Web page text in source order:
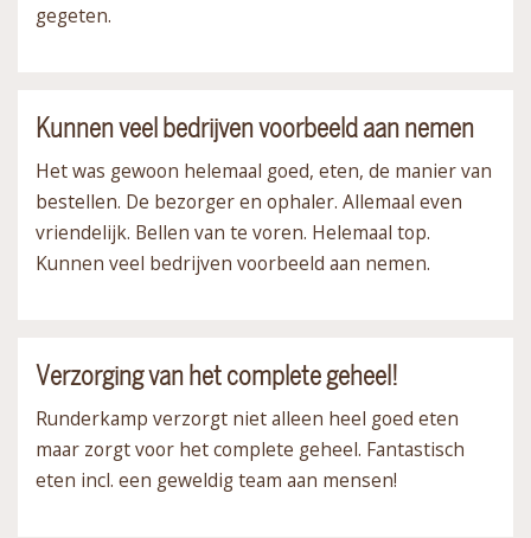
gegeten.
Kunnen veel bedrijven voorbeeld aan nemen
Het was gewoon helemaal goed, eten, de manier van
bestellen. De bezorger en ophaler. Allemaal even
vriendelijk. Bellen van te voren. Helemaal top.
Kunnen veel bedrijven voorbeeld aan nemen.
Verzorging van het complete geheel!
Runderkamp verzorgt niet alleen heel goed eten
maar zorgt voor het complete geheel. Fantastisch
eten incl. een geweldig team aan mensen!